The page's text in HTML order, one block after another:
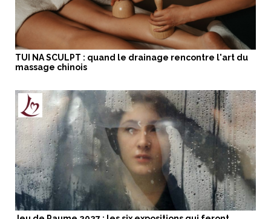
TUI NA SCULPT : quand le drainage rencontre l'art du
massage chinois